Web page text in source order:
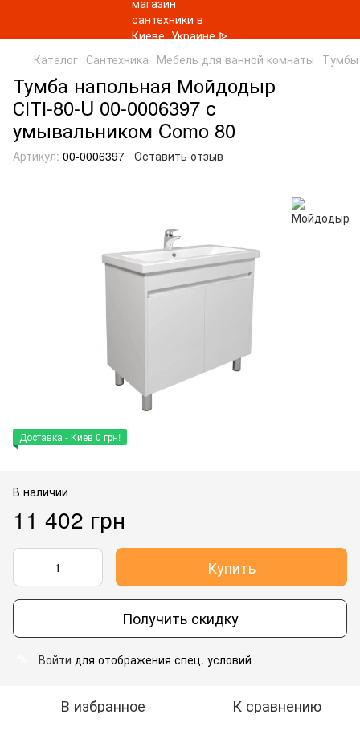
Каталог Сантехника Мебель для ванной комнаты
Тумба напольная Мойдодыр
СІТІ-80-U 00-0006397 с
умывальником Como 80
Артикул: 00-0006397 Оставить отзыв
Доставка - Киев 0 грн!
В наличии
11 402 грн
Купить
Получить скидку
Войти для отображения спец. условий
В избранное К сравнению